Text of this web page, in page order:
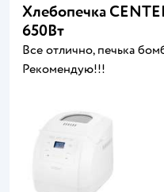
Хлебопечка
650Вт
Все отлично, печька
Рекомендую!!!